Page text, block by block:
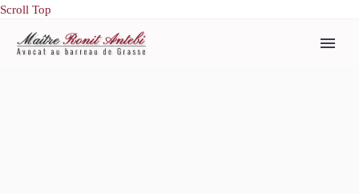
Scroll Top